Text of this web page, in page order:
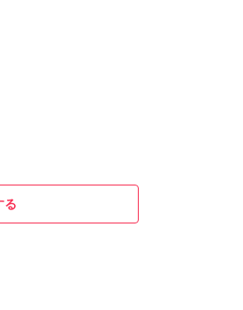
る